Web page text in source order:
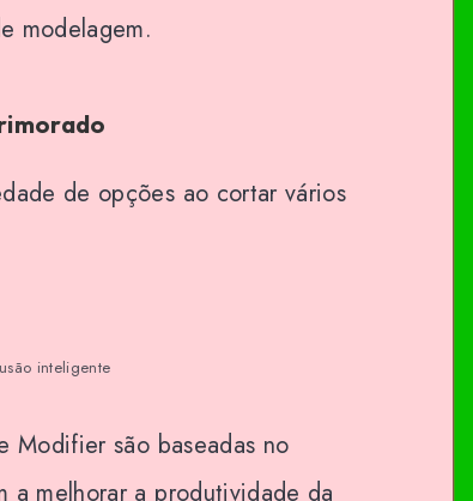
modelagem.
de opções ao cortar vários
inteligente
Modifier são baseadas no
a melhorar a produtividade da